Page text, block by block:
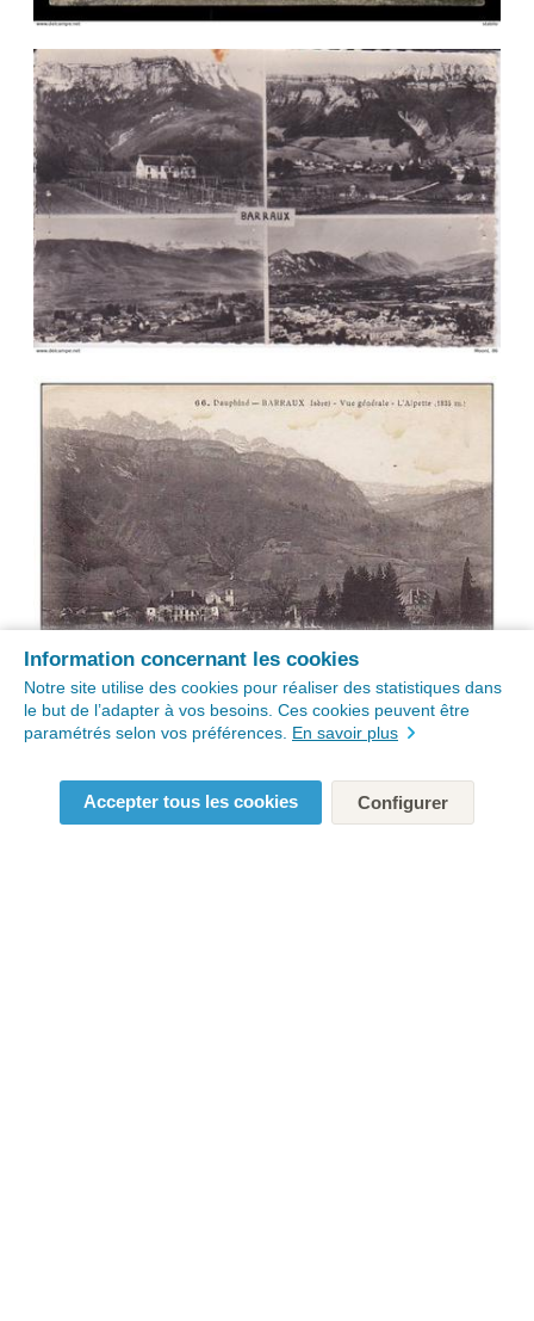
Information concernant les cookies
Notre site utilise des cookies pour réaliser des statistiques dans
le but de l’adapter à vos besoins. Ces cookies peuvent être
paramétrés selon vos préférences. En savoir plus
Accepter tous les cookies Configurer